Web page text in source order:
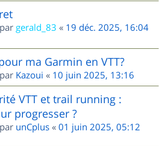
gerald_83 « 19 déc. 2025, 16:04
ma Garmin en VTT?
Kazoui « 10 juin 2025, 13:16
VTT et trail running :
progresser ?
unCplus « 01 juin 2025, 05:12